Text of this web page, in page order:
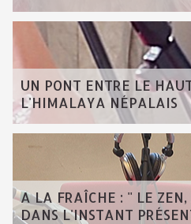
UN PONT ENTRE LE
L'HIMALAYA NÉPALAIS
A LA FRAÎCHE : " LE ZEN,
DANS L'INSTANT